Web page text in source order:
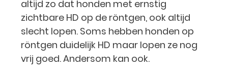
altijd zo dat honden met ernstig
zichtbare HD op de röntgen, ook altijd
slecht lopen. Soms hebben honden op
röntgen duidelijk HD maar lopen ze nog
vrij goed. Andersom kan ook.